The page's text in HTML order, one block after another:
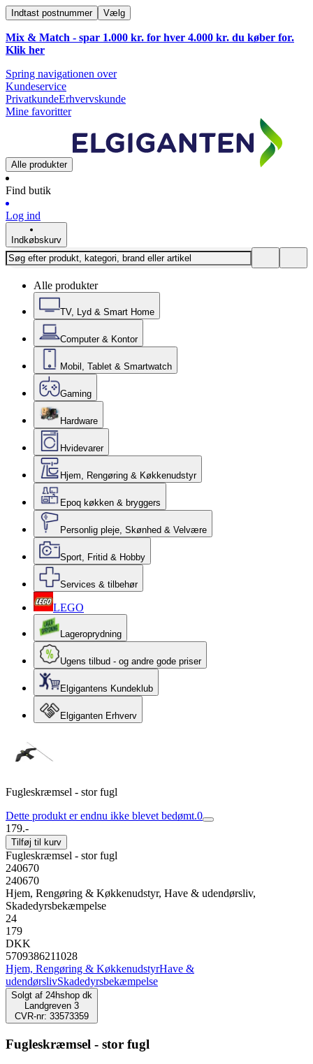
Indtast postnummer Vælg
Mix & Match - spar 1.000 kr. for hver 4.000 kr. du køber for.
Klik her
Spring navigationen over
Kundeservice
PrivatkundeErhvervskunde
Mine favoritter
Alle produkter
Find butik
Log ind
Indkøbskurv
Alle produkter
TV, Lyd & Smart Home
Computer & Kontor
Mobil, Tablet & Smartwatch
Gaming
Hardware
Hvidevarer
Hjem, Rengøring & Køkkenudstyr
Epoq køkken & bryggers
Personlig pleje, Skønhed & Velvære
Sport, Fritid & Hobby
Services & tilbehør
LEGO
Lageroprydning
Ugens tilbud - og andre gode priser
Elgigantens Kundeklub
Elgiganten Erhverv
Fugleskræmsel - stor fugl
Dette produkt er endnu ikke blevet bedømt.0
179.-
Tilføj til kurv
Fugleskræmsel - stor fugl
240670
240670
Hjem, Rengøring & Køkkenudstyr, Have & udendørsliv,
Skadedyrsbekæmpelse
24
179
DKK
5709386211028
Hjem, Rengøring & KøkkenudstyrHave &
udendørslivSkadedyrsbekæmpelse
Solgt af 24hshop dk
Landgreven 3
CVR-nr: 33573359
Fugleskræmsel - stor fugl